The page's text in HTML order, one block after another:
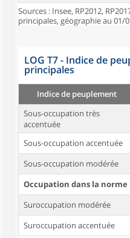
Sources : Insee, RP2012,
principales, géographie au 01/
LOG T7 - Indice de
principales
Indice de peuplement
Sous-occupation très
accentuée
Sous-occupation accentuée
Sous-occupation modérée
Occupation dans la norme
Suroccupation modérée
Suroccupation accentuée